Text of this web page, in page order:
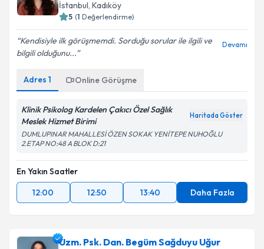
İstanbul, Kadıköy
5 (1 Değerlendirme)
Kendisiyle ilk görüşmemdi. Sorduğu sorular ile ilgili ve
bilgili olduğunu...
Devamı
Adres 1 Online Görüşme
Klinik Psikolog Kardelen Çakıcı Özel Sağlık
Meslek Hizmet Birimi
Haritada Göster
DUMLUPINAR MAHALLESİ ÖZEN SOKAK YENİTEPE NUHOĞLU
2.ETAP NO:48 A BLOK D:21
En Yakın Saatler
12:00
12:50 13:40 Daha Fazla
Uzm. Psk. Dan. Begüm Sağduyu Uğur